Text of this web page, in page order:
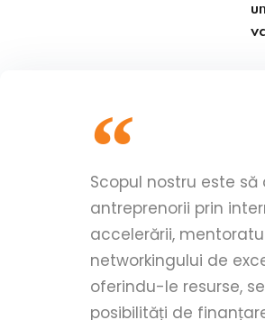
Scopul nostru este
antreprenorii prin
accelerării,
networkingului de
oferindu-le resurse,
posibilități de